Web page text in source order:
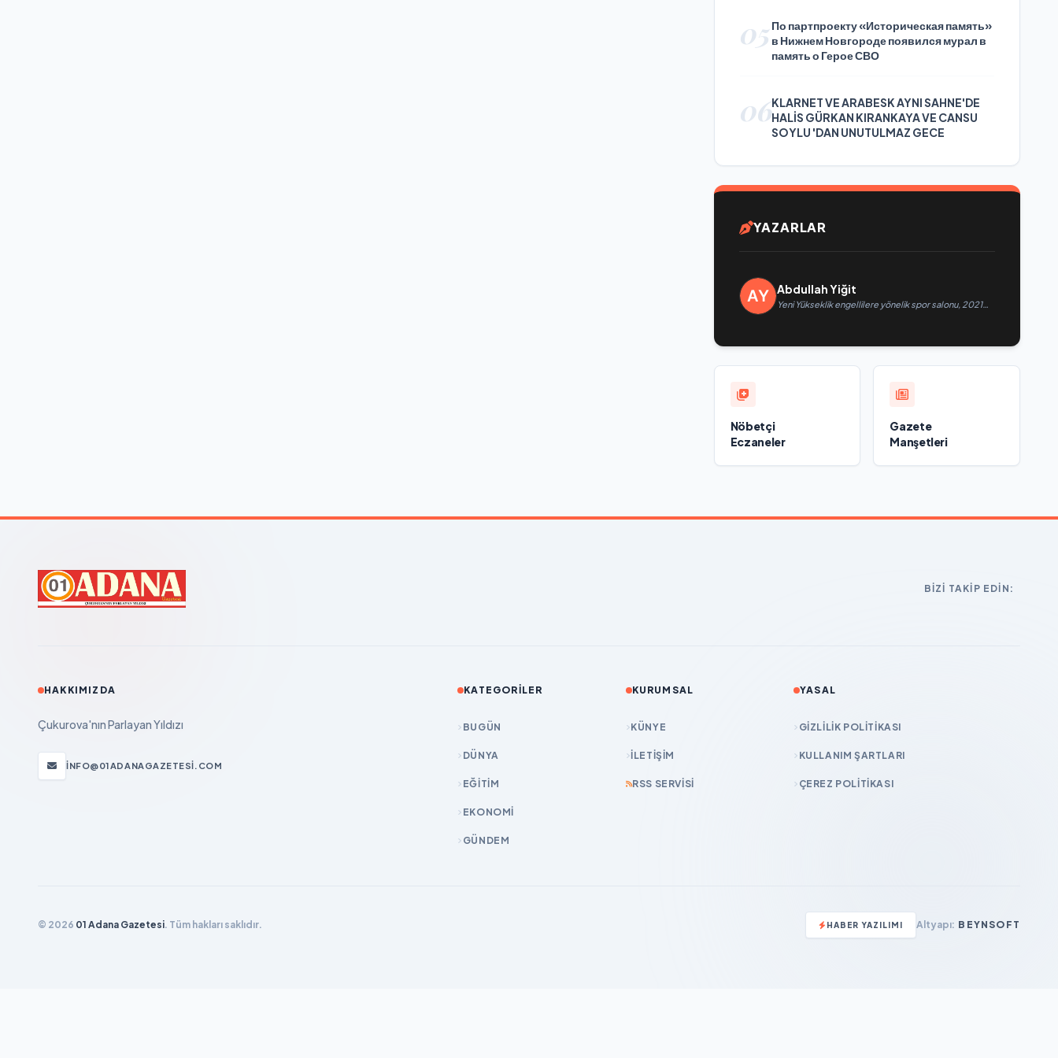
05 По партпроекту «Историческая память»
в Нижнем Новгороде появился мурал в
память о Герое СВО
06KLARNET VE ARABESK AYNI SAHNE'DE
HALİS GÜRKAN KIRANKAYA VE CANSU
SOYLU 'DAN UNUTULMAZ GECE
YAZARLAR
Abdullah Yiğit
Yeni Yükseklik engellilere yönelik spor salonu, 2021
Nöbetçi
Eczaneler
Gazete
Manşetleri
BIZI TAKIP EDIN:
HAKKIMIZDA
Çukurova'nın Parlayan Yıldızı
INFO@01ADANAGAZETESI.COM
KATEGORILER
BUGÜN
DÜNYA
EĞİTİM
EKONOMİ
GÜNDEM
KURUMSAL
KÜNYE
İLETIŞIM
RSS SERVISI
YASAL
GIZLILIK POLITIKASI
KULLANIM ŞARTLARI
ÇEREZ POLITIKASI
© 2026 01 Adana Gazetesi. Tüm hakları saklıdır. HABER YAZILIMI Altyapı: BEYNSOFT